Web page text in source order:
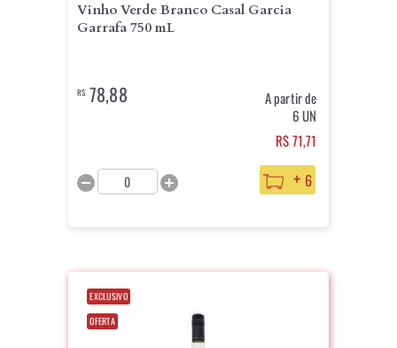
Vinho Verde Branco Casal Garcia
Garrafa 750 mL
R$78,88
A partir de
6 UN
R$ 71,71
+ 6
EXCLUSIVO
OFERTA